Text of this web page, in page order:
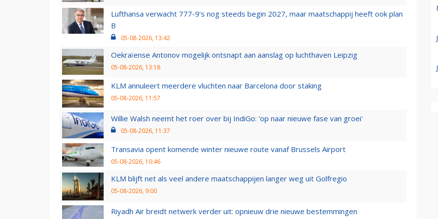
Lufthansa verwacht 777-9’s nog steeds begin 2027, maar maatschappij heeft ook plan
B
05-08-2026, 13:42
Oekraïense Antonov mogelijk ontsnapt aan aanslag op luchthaven Leipzig
05-08-2026, 13:18
KLM annuleert meerdere vluchten naar Barcelona door staking
05-08-2026, 11:57
Willie Walsh neemt het roer over bij IndiGo: 'op naar nieuwe fase van groei'
05-08-2026, 11:37
Transavia opent komende winter nieuwe route vanaf Brussels Airport
05-08-2026, 10:46
KLM blijft net als veel andere maatschappijen langer weg uit Golfregio
05-08-2026, 9:00
Riyadh Air breidt netwerk verder uit: opnieuw drie nieuwe bestemmingen